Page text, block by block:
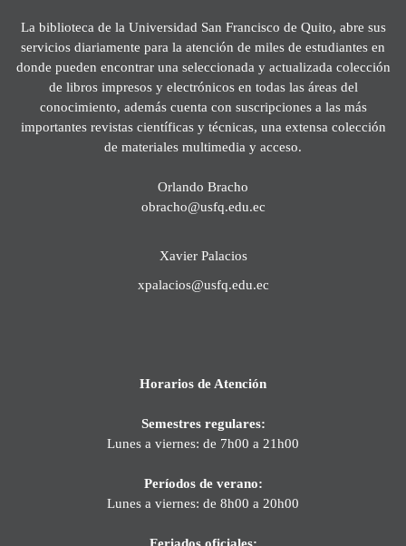
La biblioteca de la Universidad San Francisco de Quito, abre sus
servicios diariamente para la atención de miles de estudiantes en
donde pueden encontrar una seleccionada y actualizada colección
de libros impresos y electrónicos en todas las áreas del
conocimiento, además cuenta con suscripciones a las más
importantes revistas científicas y técnicas, una extensa colección
de materiales multimedia y acceso.
Orlando Bracho
obracho@usfq.edu.ec
Xavier Palacios
xpalacios@usfq.edu.ec
Horarios de Atención
Semestres regulares:
Lunes a viernes: de 7h00 a 21h00
Períodos de verano:
Lunes a viernes: de 8h00 a 20h00
Feriados oficiales: